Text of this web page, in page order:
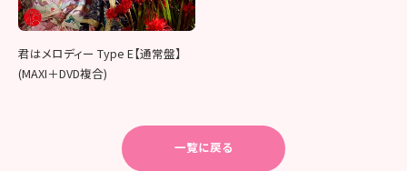
君はメロディー Type E【通常盤】
(MAXI＋DVD複合)
一覧に戻る